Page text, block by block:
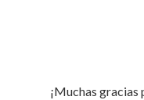
¡Muchas